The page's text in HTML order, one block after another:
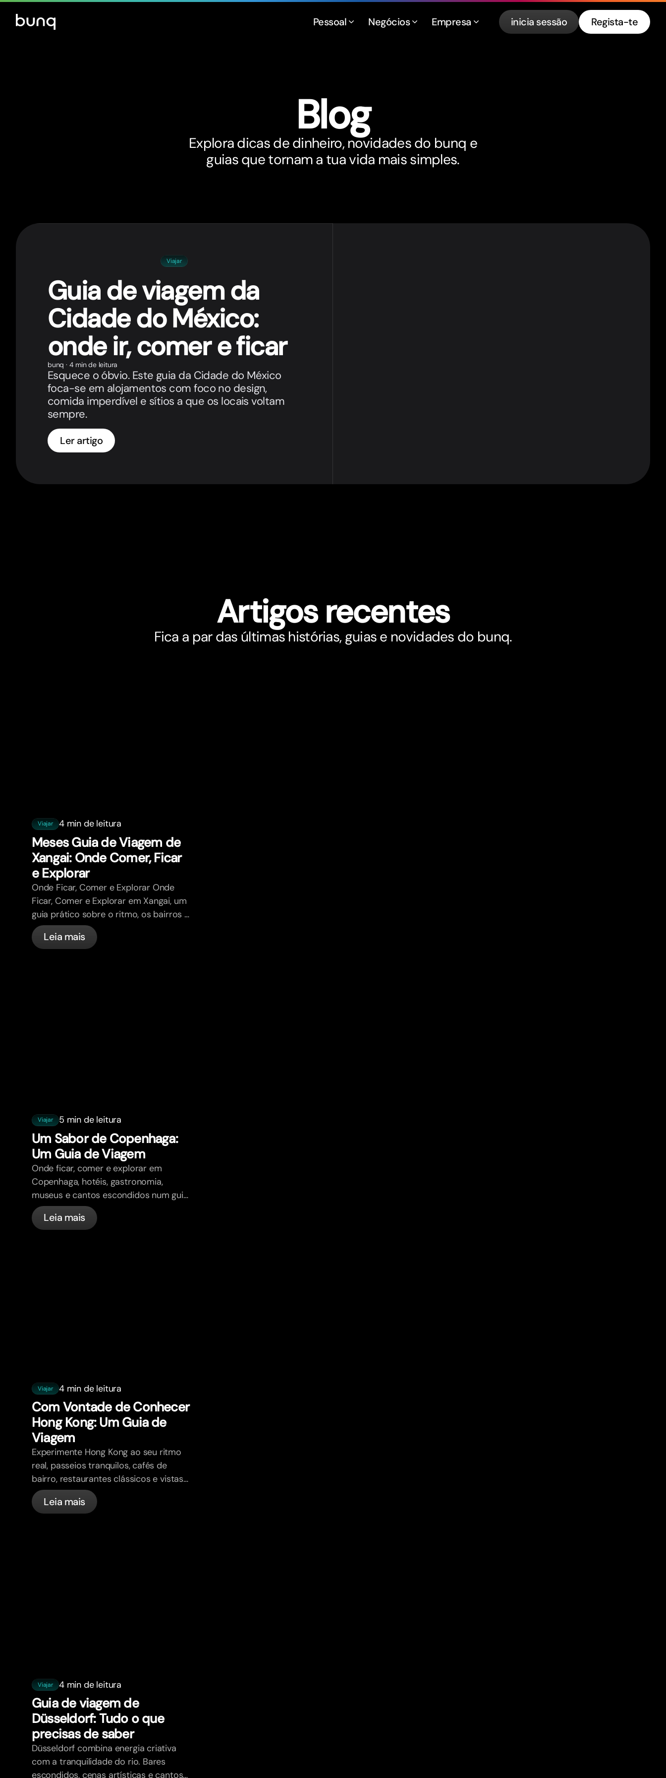
Pessoal Negócios Empresa inicia sessão Regista-te
Blog
Explora dicas de dinheiro, novidades do bunq e
guias que tornam a tua vida mais simples.
Viajar
Guia de viagem da
Cidade do México:
onde ir, comer e ficar
bunq · 4 min de leitura
Esquece o óbvio. Este guia da Cidade do México
foca-se em alojamentos com foco no design,
comida imperdível e sítios a que os locais voltam
sempre.
Ler artigo
Artigos recentes
Fica a par das últimas histórias, guias e novidades do bunq.
Viajar 4 min de leitura
Meses Guia de Viagem de
Xangai: Onde Comer, Ficar
e Explorar
Onde Ficar, Comer e Explorar Onde
Ficar, Comer e Explorar em Xangai, um
guia prático sobre o ritmo, os bairros e
os locais imperdíveis da cidade.
Leia mais
Viajar 5 min de leitura
Um Sabor de Copenhaga:
Um Guia de Viagem
Onde ficar, comer e explorar em
Copenhaga, hotéis, gastronomia,
museus e cantos escondidos num guia
fácil.
Leia mais
Viajar 4 min de leitura
Com Vontade de Conhecer
Hong Kong: Um Guia de
Viagem
Experimente Hong Kong ao seu ritmo
real, passeios tranquilos, cafés de
bairro, restaurantes clássicos e vistas
para o horizonte.
Leia mais
Viajar 4 min de leitura
Guia de viagem de
Düsseldorf: Tudo o que
precisas de saber
Düsseldorf combina energia criativa
com a tranquilidade do rio. Bares
escondidos, cenas artísticas e cantos